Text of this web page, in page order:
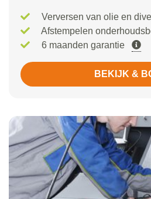
Verversen van olie en
Afstempelen
6 maanden garantie
BEKIJK &